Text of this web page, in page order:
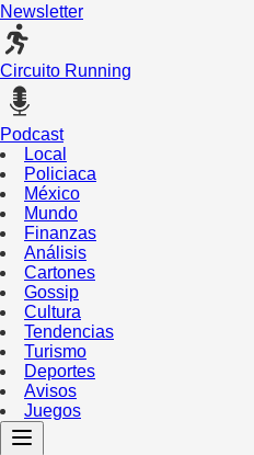
Newsletter
Circuito Running
Podcast
Local
Policiaca
México
Mundo
Finanzas
Análisis
Cartones
Gossip
Cultura
Tendencias
Turismo
Deportes
Avisos
Juegos